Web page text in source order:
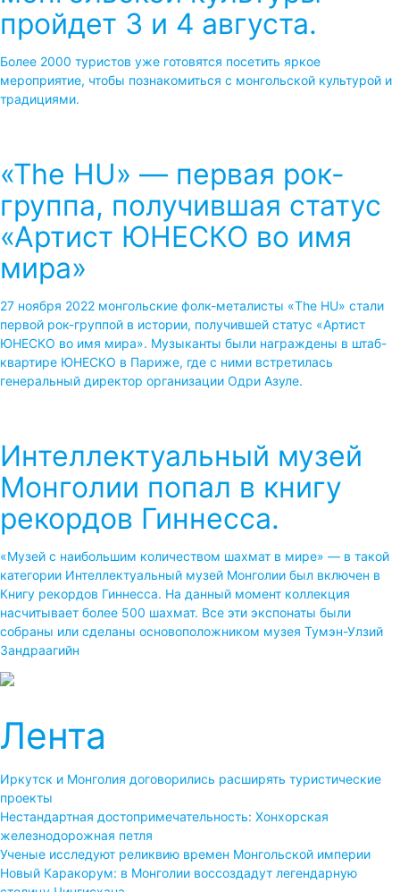
пройдет 3 и 4 августа.
Более 2000 туристов уже готовятся посетить яркое
мероприятие, чтобы познакомиться с монгольской культурой и
традициями.
«The HU» — первая рок-
группа, получившая статус
«Артист ЮНЕСКО во имя
мира»
27 ноября 2022 монгольские фолк-металисты «The HU» стали
первой рок-группой в истории, получившей статус «Артист
ЮНЕСКО во имя мира». Музыканты были награждены в штаб-
квартире ЮНЕСКО в Париже, где с ними встретилась
генеральный директор организации Одри Азуле.
Интеллектуальный музей
Монголии попал в книгу
рекордов Гиннесса.
«Музей с наибольшим количеством шахмат в мире» — в такой
категории Интеллектуальный музей Монголии был включен в
Книгу рекордов Гиннесса. На данный момент коллекция
насчитывает более 500 шахмат. Все эти экспонаты были
собраны или сделаны основоположником музея Тумэн-Улзий
Зандраагийн
Лента
Иркутск и Монголия договорились расширять туристические
проекты
Нестандартная достопримечательность: Хонхорская
железнодорожная петля
Ученые исследуют реликвию времен Монгольской империи
Новый Каракорум: в Монголии воссоздадут легендарную